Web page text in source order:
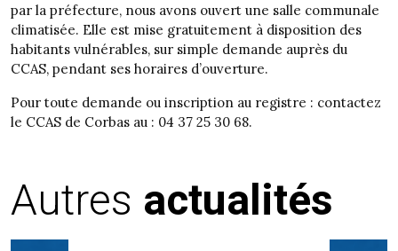
par la préfecture, nous avons ouvert une salle communale
climatisée. Elle est mise gratuitement à disposition des
habitants vulnérables, sur simple demande auprès du
CCAS, pendant ses horaires d’ouverture.
Pour toute demande ou inscription au registre : contactez
le CCAS de Corbas au : 04 37 25 30 68.
Autres actualités